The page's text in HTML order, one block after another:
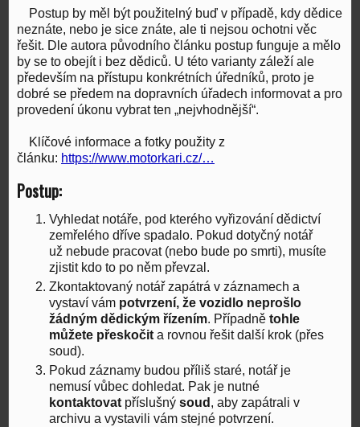
Postup by měl být použitelný buď v případě, kdy dědice
neznáte, nebo je sice znáte, ale ti nejsou ochotni věc
řešit. Dle autora původního článku postup funguje a mělo
by se to obejít i bez dědiců. U této varianty záleží ale
především na přístupu konkrétních úředníků, proto je
dobré se předem na dopravních úřadech informovat a pro
provedení úkonu vybrat ten „nejvhodnější“.
Klíčové informace a fotky použity z
článku: https://www.motorkari.cz/…
Postup:
Vyhledat notáře, pod kterého vyřizování dědictví
zemřelého dříve spadalo. Pokud dotyčný notář
už nebude pracovat (nebo bude po smrti), musíte
zjistit kdo to po něm převzal.
Zkontaktovaný notář zapátrá v záznamech a
vystaví vám potvrzení, že vozidlo neprošlo
žádným dědickým řízením. Případně tohle
můžete přeskočit a rovnou řešit další krok (přes
soud).
Pokud záznamy budou příliš staré, notář je
nemusí vůbec dohledat. Pak je nutné
kontaktovat příslušný soud , aby zapátrali v
archivu a vystavili vám stejné potvrzení.